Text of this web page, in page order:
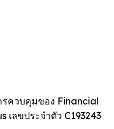
รควบคุมของ Financial
เลขประจำตัว C193243